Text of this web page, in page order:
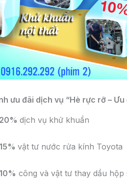
ưu đãi dịch vụ “Hè rực rỡ – Ưu
dịch vụ khử khuẩn
vật tư nước rửa kính Toyota
công và vật tư thay dầu